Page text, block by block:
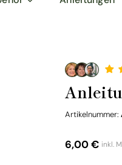
Artikelnummer:
6,00 € inkl.